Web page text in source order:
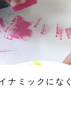
ナミックにな